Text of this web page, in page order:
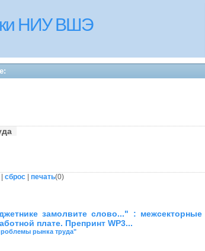
НИУ ВШЭ
сброс печать(0)
замолвите слово..." : межсекторные
плате. Препринт WP3...
рынка труда"